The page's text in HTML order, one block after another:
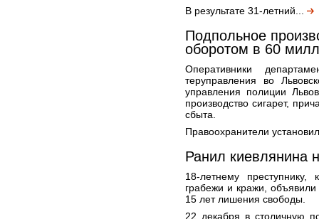
В результате 31-летний...
Подпольное
оборотом в 60
Оперативники
теруправления во
управления полиции
производство сигарет,
сбыта.
Правоохранители
Ранил киевлянина
18-летнему
грабежи и кражи,
15 лет лишения свободы.
22 декабря в столичную